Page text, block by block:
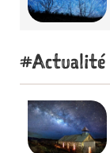
Actualité